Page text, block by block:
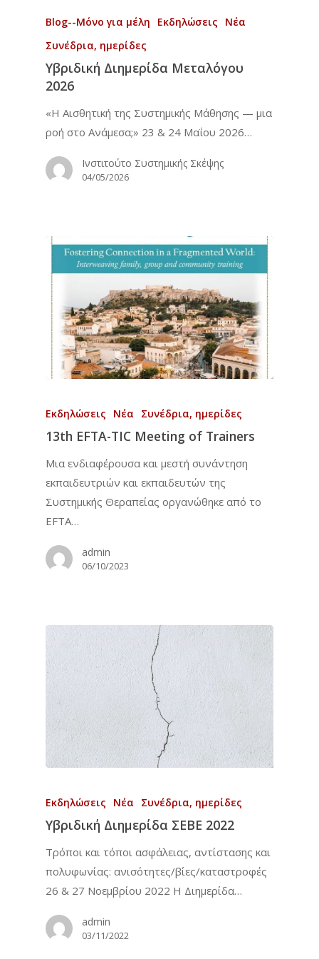
Blog--Μόνο για μέλη Εκδηλώσεις
Νέα
Συνέδρια, ημερίδες
Υβριδική Διημερίδα Μεταλόγου
2026
«Η Αισθητική της Συστημικής Μάθησης — μια
ροή στο Ανάμεσα;» 23 & 24 Μαΐου 2026…
Ινστιτούτο Συστημικής Σκέψης
04/05/2026
Εκδηλώσεις Νέα Συνέδρια, ημερίδες
13th EFTA-TIC Meeting of Trainers
Μια ενδιαφέρουσα και μεστή συνάντηση
εκπαιδευτριών και εκπαιδευτών της
Συστημικής Θεραπείας οργανώθηκε από το
EFTA…
admin
06/10/2023
Εκδηλώσεις Νέα Συνέδρια, ημερίδες
Υβριδική Διημερίδα ΣΕΒΕ 2022
Τρόποι και τόποι ασφάλειας, αντίστασης και
πολυφωνίας: ανισότητες/βίες/καταστροφές
26 & 27 Νοεμβρίου 2022 Η Διημερίδα…
admin
03/11/2022